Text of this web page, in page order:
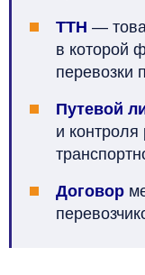
ТТН —
в которой
перевозки
Путевой
и
Договор